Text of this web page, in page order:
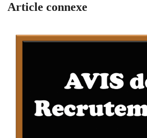
Article connexe